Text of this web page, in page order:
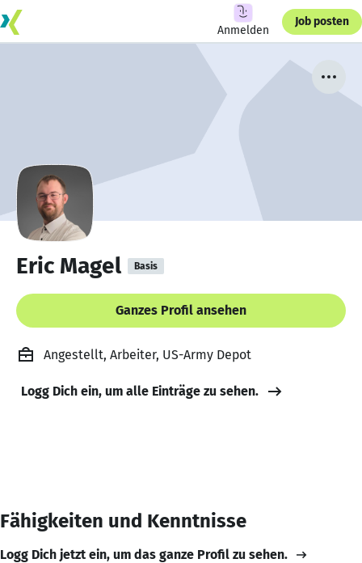
Anmelden
Job posten
Eric Magel Basis
Ganzes Profil ansehen
Angestellt, Arbeiter, US-Army Depot
Logg Dich ein, um alle Einträge zu sehen.
Fähigkeiten und Kenntnisse
Logg Dich jetzt ein, um das ganze Profil zu sehen.